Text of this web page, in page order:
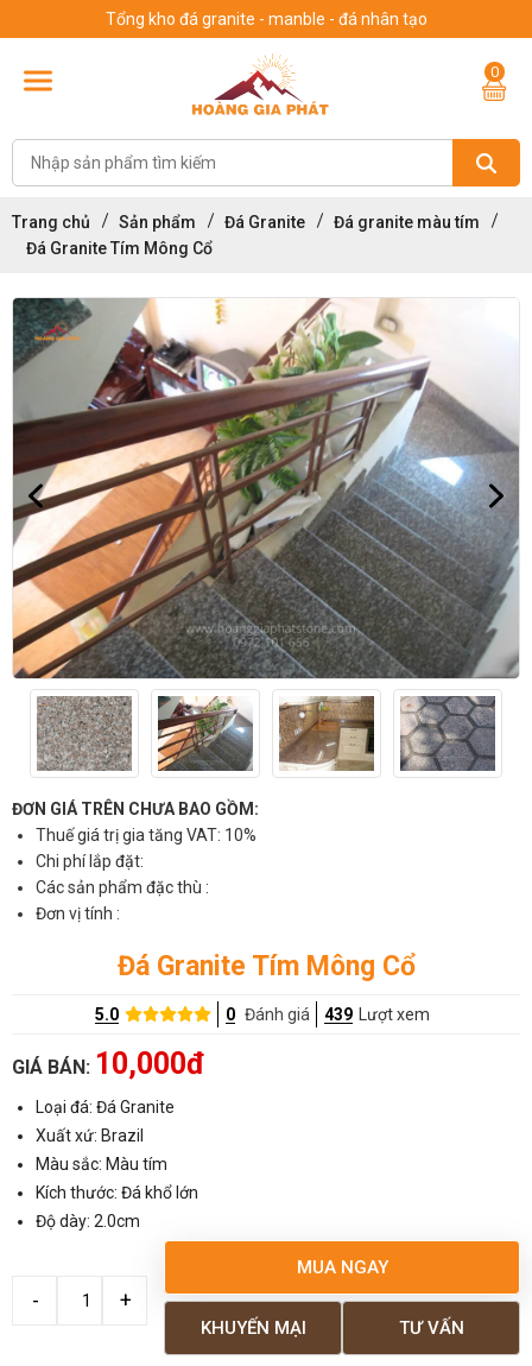
Tổng kho đá granite - manble - đá nhân tạo
0
Trang chủ Sản phẩm Đá Granite
Đá granite màu tím
Đá Granite Tím Mông Cổ
ĐƠN GIÁ TRÊN CHƯA BAO GỒM:
Thuế giá trị gia tăng VAT: 10%
Chi phí lắp đặt:
Các sản phẩm đặc thù :
Đơn vị tính :
Đá Granite Tím Mông Cổ
5.0 0 Đánh giá 439 Lượt xem
GIÁ BÁN: 10,000đ
Loại đá: Đá Granite
Xuất xứ: Brazil
Màu sắc: Màu tím
Kích thước: Đá khổ lớn
Độ dày: 2.0cm
MUA NGAY
TƯ VẤN
KHUYẾN MẠI